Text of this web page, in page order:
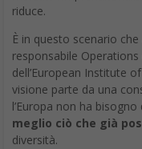
riduce.
È in questo scenario
responsabile
dell’European Institute
visione parte da una
l’Europa non ha
meglio ciò che già
diversità.